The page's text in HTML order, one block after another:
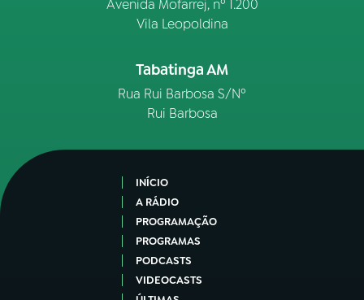
Avenida Mofarrej, nº 1.200
Vila Leopoldina
Tabatinga AM
Rua Rui Barbosa S/Nº
Rui Barbosa
INÍCIO
A RÁDIO
PROGRAMAÇÃO
PROGRAMAS
PODCASTS
VIDEOCASTS